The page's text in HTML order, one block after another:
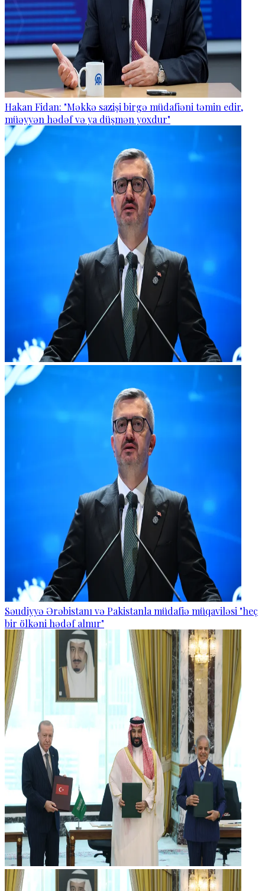
Hakan Fidan: "Məkkə sazişi birgə müdafiəni təmin edir,
müəyyən hədəf və ya düşmən yoxdur"
Səudiyyə Ərəbistanı və Pakistanla müdafiə müqaviləsi "heç
bir ölkəni hədəf almır"